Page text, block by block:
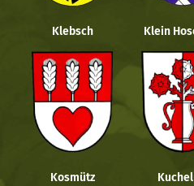
Klebsch Klein
Kosmütz